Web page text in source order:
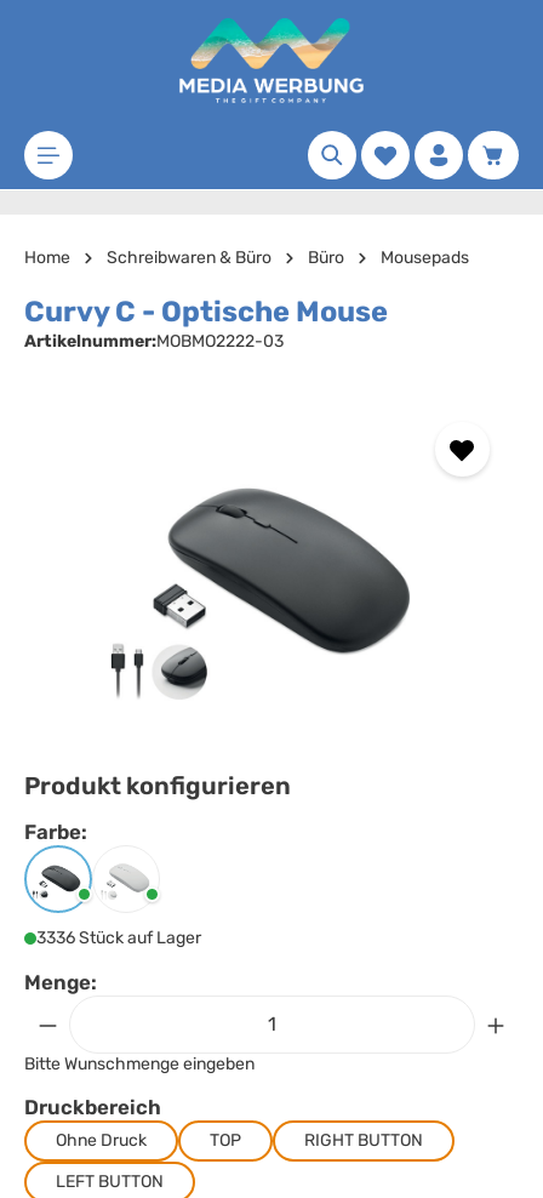
Zum Hauptinhalt springen
Merkzettel
Home Schreibwaren & Büro Büro Mousepads
Curvy C - Optische Mouse
Artikelnummer:MOBMO2222-03
Produkt konfigurieren
Farbe:
Farbeauswählen
SchwarzWeiss
3336 Stück auf Lager
Menge:
Bitte Wunschmenge eingeben
Druckbereich
Ohne Druck TOP
RIGHT BUTTON
LEFT BUTTON